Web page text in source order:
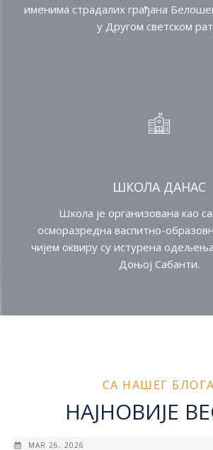
именима страдалих грађана
у Другом светском
ШКОЛА ДАНАС
Школа је организована као
осморазредна васпитно-
чијем оквиру су истурена
Доњој Сабанти. ​
СА НАШЕГ БЛОГА
НАЈНОВИЈЕ
MAR 26, 2026